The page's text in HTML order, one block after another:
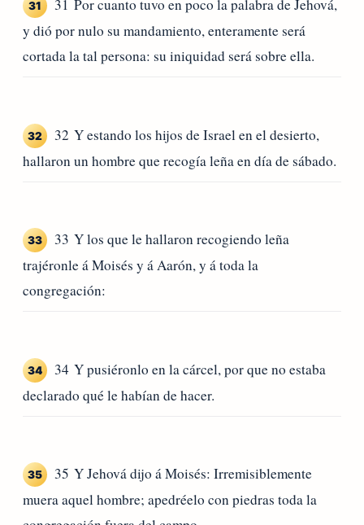
31
31 Por cuanto tuvo en poco la palabra de Jehová,
y dió por nulo su mandamiento, enteramente será
cortada la tal persona: su iniquidad será sobre ella.
32
32 Y estando los hijos de Israel en el desierto,
hallaron un hombre que recogía leña en día de sábado.
33
33 Y los que le hallaron recogiendo leña
trajéronle á Moisés y á Aarón, y á toda la
congregación:
34
34 Y pusiéronlo en la cárcel, por que no estaba
declarado qué le habían de hacer.
35
35 Y Jehová dijo á Moisés: Irremisiblemente
muera aquel hombre; apedréelo con piedras toda la